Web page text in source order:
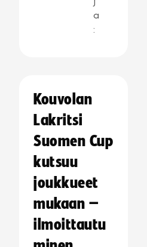
a
:
Kouvolan
Lakritsi
Suomen Cup
kutsuu
joukkueet
mukaan –
ilmoittautu